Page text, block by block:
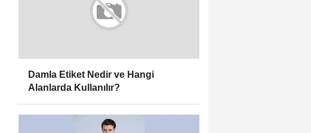
Damla Etiket Nedir ve Hangi
Alanlarda Kullanılır?